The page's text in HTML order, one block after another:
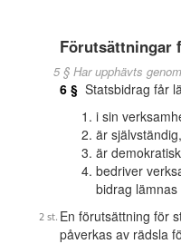
Förutsättningar
5 § Har upphävts
6 § Statsbidrag får
i sin
är självständig,
är
bedriver
bidrag lämnas
En förutsättning för
påverkas av rädsla